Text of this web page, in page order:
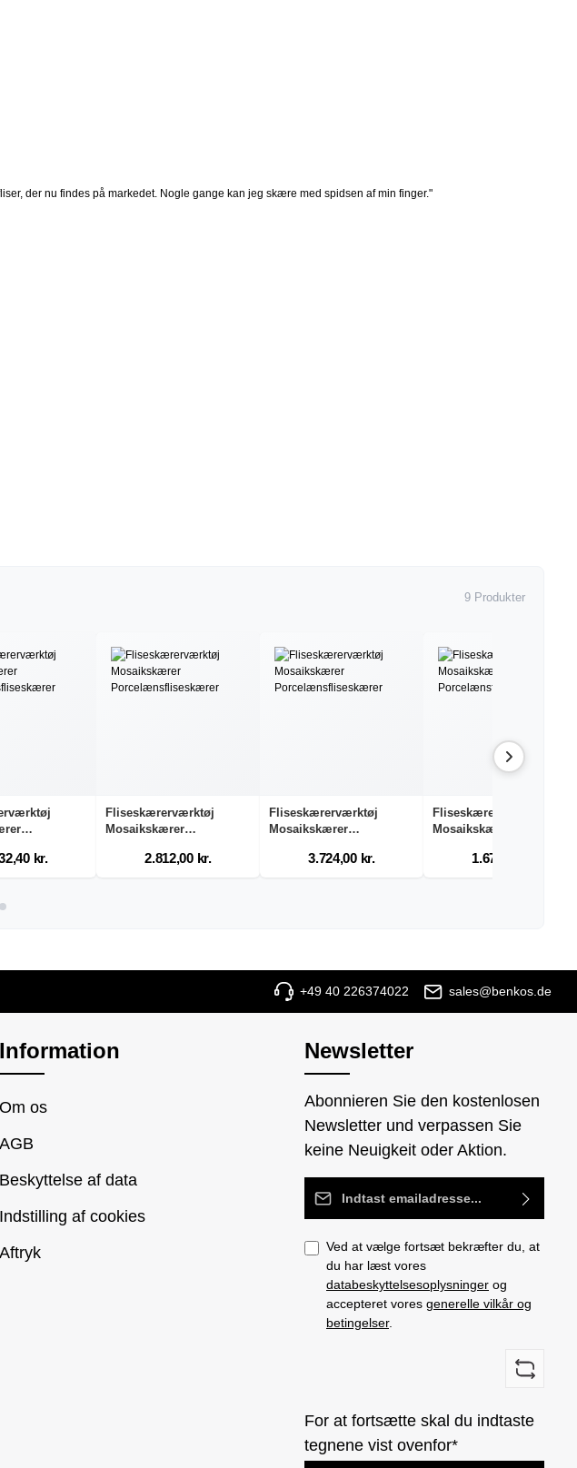
der nu findes på markedet. Nogle gange kan jeg skære med spidsen af min finger."
9 Produkter
kr.
Fliseskærerværktøj
Mosaikskærer
2.812,00 kr.
Fliseskærerværktøj
Mosaikskærer
3.724,00 kr.
Fliseskærerværktøj
Mosaikskærer
1.671,24 kr.
+49 40 226374022 sales@benkos.de
Newsletter
Abonnieren Sie den kostenlosen
Newsletter und verpassen Sie
keine Neuigkeit oder Aktion.
Email adresse*
Ved at vælge fortsæt bekræfter du, at
du har læst vores
databeskyttelsesoplysninger og
accepteret vores generelle vilkår og
betingelser.
For at fortsætte skal du indtaste
tegnene vist ovenfor*
Information
Om os
AGB
Beskyttelse af data
Indstilling af cookies
Aftryk